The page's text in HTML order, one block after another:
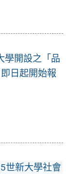
學開設之「品
日起開始報
世新大學社會